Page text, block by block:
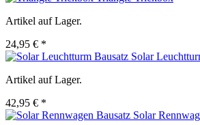
Artikel auf Lager.
24,95 € *
Solar
Artikel auf Lager.
42,95 € *
Solar